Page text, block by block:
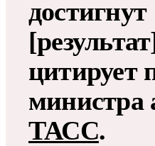
достигнут
цитирует
министра
ТАСС.